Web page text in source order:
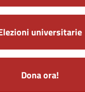
universitarie
Dona ora!